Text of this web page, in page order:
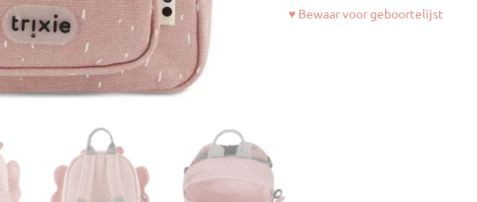
♥ Bewaar voor geboortelijst